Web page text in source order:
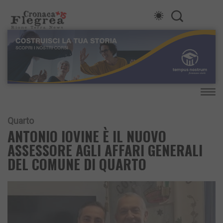
Quarto
ANTONIO IOVINE È IL NUOVO
ASSESSORE AGLI AFFARI GENERALI
DEL COMUNE DI QUARTO